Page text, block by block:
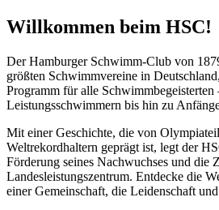
Willkommen beim HSC!
Der Hamburger Schwimm-Club von
größten Schwimmvereine in
Programm für alle
Leistungsschwimmern bis hin zu
Mit einer Geschichte, die von
Weltrekordhaltern geprägt ist, legt der
Förderung seines Nachwuchses und die
Landesleistungszentrum. Entdecke die
einer Gemeinschaft, die Leidenschaft